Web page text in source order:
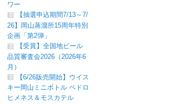
ワー
【抽選申込期間7/13～7/
26】岡山蒸溜所15周年特別
企画「第2弾」
【受賞】全国地ビール
品質審査会2026（2026年6
月）
【6/26販売開始】ウイス
キー岡山ミニボトル ペドロ
ヒメネス＆モスカテル